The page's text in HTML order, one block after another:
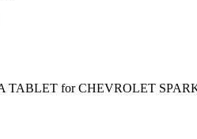
for CHEVROLET SPARK